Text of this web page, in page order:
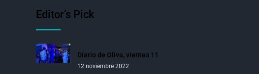
Editor’s Pick
Diario de Oliva, viernes 11
12 noviembre 2022